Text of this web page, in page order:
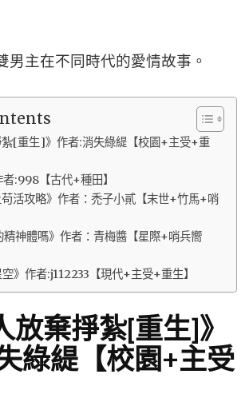
男主在不同時代的愛情故事。
紮[重生]》作者:消失綠緹【校園+主受+重
者:998【古代+種田】
苟活攻略》作者：禿子小貳【末世+竹馬+哨
精神體嗎》作者：青梅醬【星際+哨兵嚮
空》作者:j112233【現代+主受+重生】
放棄掙紮[重生]》
綠緹【校園+主受